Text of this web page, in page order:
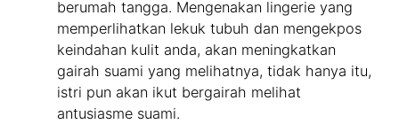
berumah tangga. Mengenakan lingerie yang
memperlihatkan lekuk tubuh dan mengekpos
keindahan kulit anda, akan meningkatkan
gairah suami yang melihatnya, tidak hanya itu,
istri pun akan ikut bergairah melihat
antusiasme suami.